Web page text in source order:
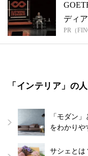
ディ
PR（
「インテリア」の
「モダン
をわかりや
サシェとは